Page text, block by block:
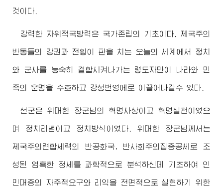
것이다.
강력한 자위적국방력은 국가존립의 기초이다. 제국주의
반동들의 강권과 전횡이 판을 치는 오늘의 세계에서 정치
와 군사를 능숙히 결합시켜나가는 령도자만이 나라와 민
족의 운명을 수호하고 강성번영에로 이끌어나갈수 있다.
선군은위대한 장군님 의 혁명사상이고 혁명실천이였으
며 정치리념이고 정치방식이였다. 위대한 장군님 께서는
제국주의련합세력의 반공화국, 반사회주의집중공세로 조
성된 엄혹한 정세를 과학적으로 분석하신데 기초하여 인
민대중의 자주적요구와 리익을 전면적으로 실현하기 위한